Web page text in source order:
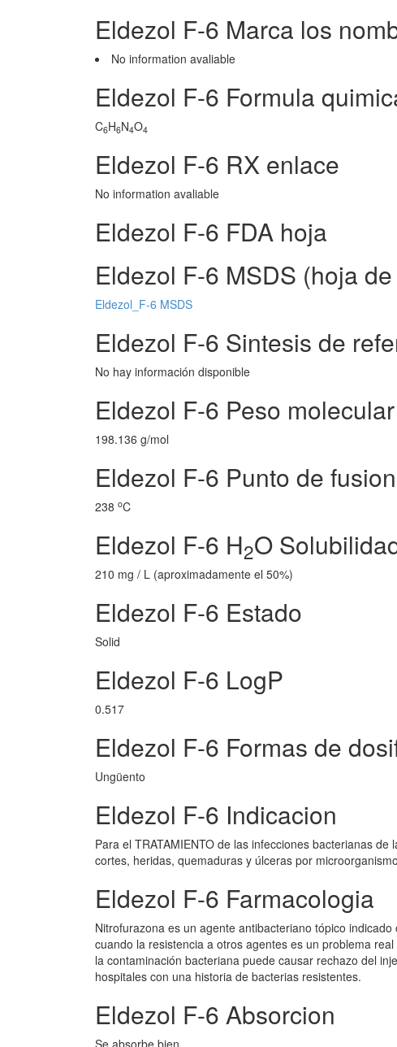
Eldezol F-6 Marca los
No information avaliable
Eldezol F-6 Formula
C6H6N4O4
Eldezol F-6 RX enlace
No information avaliable
Eldezol F-6 FDA hoja
Eldezol F-6 MSDS (hoja
Eldezol_F-6 MSDS
Eldezol F-6 Sintesis de
No hay información disponible
Eldezol F-6 Peso molecular
198.136 g/mol
Eldezol F-6 Punto de fusion
238 oC
Eldezol F-6 H2O
210 mg / L (aproximadamente el 50%)
Eldezol F-6 Estado
Solid
Eldezol F-6 LogP
0.517
Eldezol F-6 Formas de
Ungüento
Eldezol F-6 Indicacion
Para el TRATAMIENTO de las infecciones bacterianas
cortes, heridas, quemaduras y úlceras por
Eldezol F-6 Farmacologia
Nitrofurazona es un agente antibacteriano tópico
cuando la resistencia a otros agentes es un problema
la contaminación bacteriana puede causar rechazo del
hospitales con una historia de bacterias resistentes.
Eldezol F-6 Absorcion
Se absorbe bien.